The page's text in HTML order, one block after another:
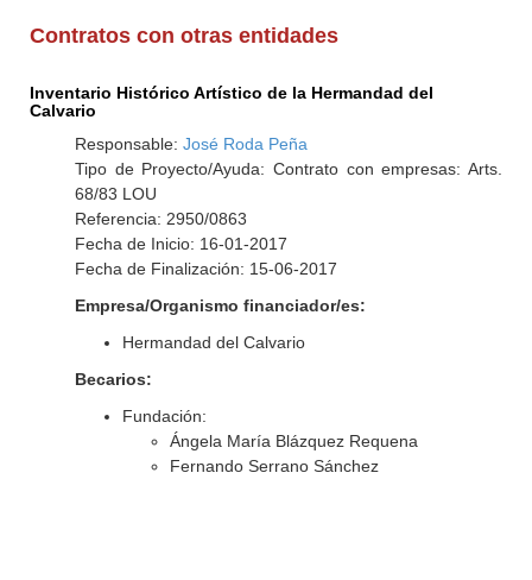
Contratos con otras entidades
Inventario Histórico Artístico de la Hermandad del
Calvario
Responsable: José Roda Peña
Tipo de Proyecto/Ayuda: Contrato con empresas: Arts.
68/83 LOU
Referencia: 2950/0863
Fecha de Inicio: 16-01-2017
Fecha de Finalización: 15-06-2017
Empresa/Organismo financiador/es:
Hermandad del Calvario
Becarios:
Fundación:
Ángela María Blázquez Requena
Fernando Serrano Sánchez